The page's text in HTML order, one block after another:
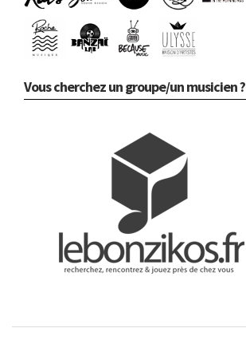
Vous cherchez un groupe/un musicien ?